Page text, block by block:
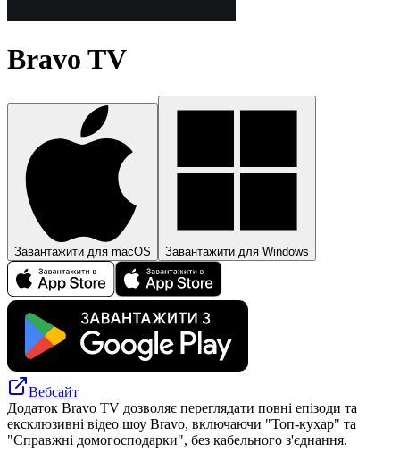
Bravo TV
Завантажити для macOS Завантажити для Windows
Вебсайт
Додаток Bravo TV дозволяє переглядати повні епізоди та
ексклюзивні відео шоу Bravo, включаючи "Топ-кухар" та
"Справжні домогосподарки", без кабельного з'єднання.